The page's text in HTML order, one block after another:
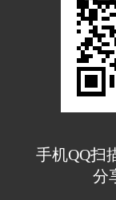
手机QQ扫
分